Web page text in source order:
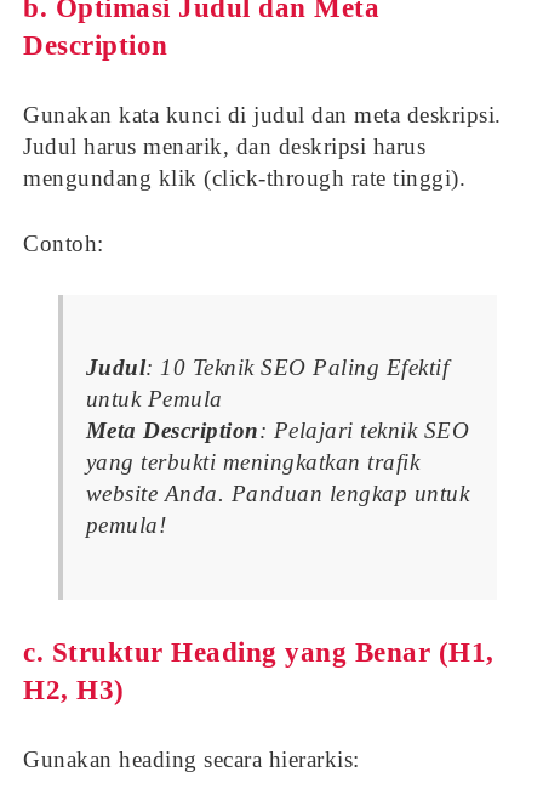
b. Optimasi Judul dan Meta
Description
Gunakan kata kunci di judul dan meta deskripsi.
Judul harus menarik, dan deskripsi harus
mengundang klik (click-through rate tinggi).
Contoh:
Judul: 10 Teknik SEO Paling Efektif
untuk Pemula
Meta Description: Pelajari teknik SEO
yang terbukti meningkatkan trafik
website Anda. Panduan lengkap untuk
pemula!
c. Struktur Heading yang Benar (H1,
H2, H3)
Gunakan heading secara hierarkis: